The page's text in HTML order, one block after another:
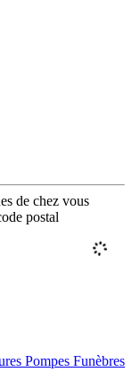
de chez vous
postal
Pompes Funèbres